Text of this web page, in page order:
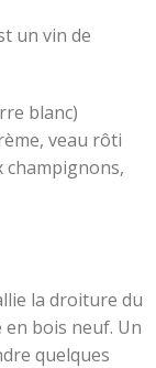
un vin de
blanc)
veau rôti
champignons,
la droiture du
en bois neuf. Un
quelques